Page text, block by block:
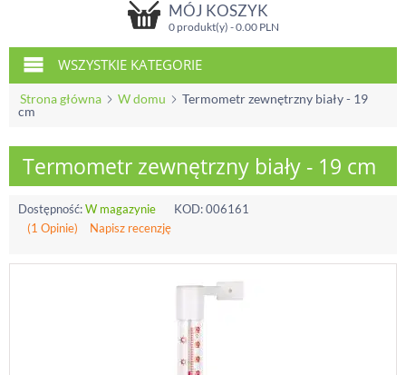
MÓJ KOSZYK
0 produkt(y) -0.00PLN
WSZYSTKIE KATEGORIE
Strona główna W domu
Termometr zewnętrzny biały - 19
cm
Termometr zewnętrzny biały - 19 cm
Dostępność:W magazynie KOD:006161
(1 Opinie)
Napisz recenzję